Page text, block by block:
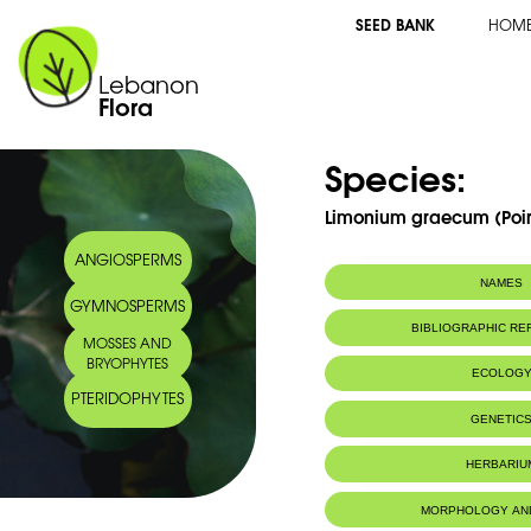
Lebanon
Flora
SEED BANK
ANGIOSPERMS
GYMNOSPERMS
MOSSES AND
BRYOPHYTES
PTERIDOPHYTES
Species:
Limonium graecum
NAMES
BIBLIOGRAPHIC
ECOLOGY
The east
Habitat : Bords de la
MORPHOLOGY